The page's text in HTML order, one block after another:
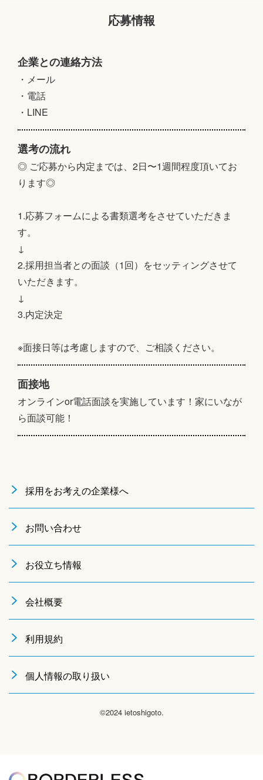
応募情報
企業との連絡方法
・メール
・電話
・LINE
選考の流れ
◎ ご応募から内定までは、2日〜1週間程度頂いてお
ります◎
1.応募フォームによる書類選考をさせていただきま
す。
↓
2.採用担当者との面談（1回）をセッティングさせて
いただきます。
↓
3.内定決定
※面接日等は考慮しますので、ご相談ください。
面接地
オンラインor電話面談を実施しています！家にいなが
ら面談可能！
採用をお考えの企業様へ
お問い合わせ
お役立ち情報
会社概要
利用規約
個人情報の取り扱い
©2024 ietoshigoto.